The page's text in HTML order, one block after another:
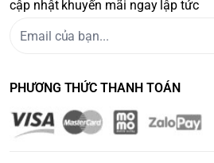
cập nhật khuyến mãi ngay lập tức
PHƯƠNG THỨC THANH TOÁN